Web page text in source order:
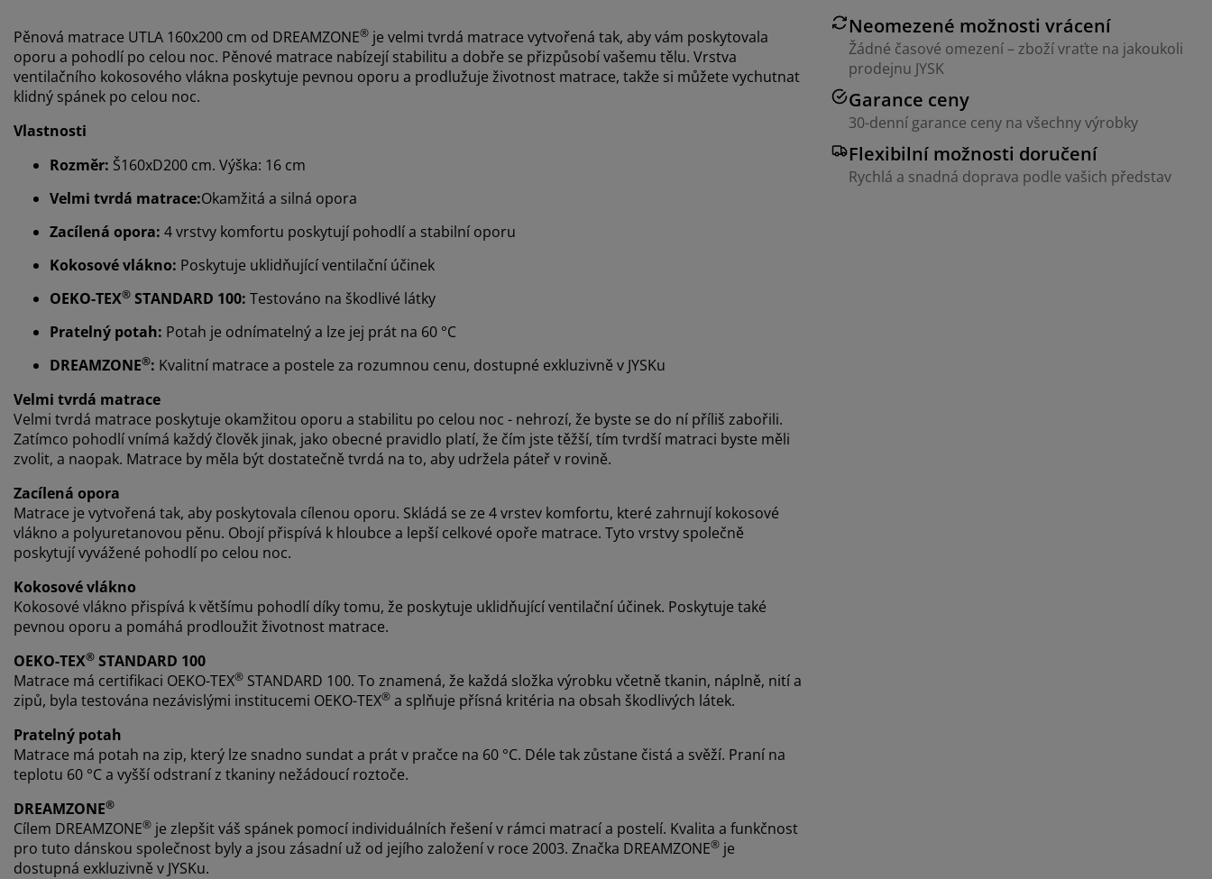
Neomezené možnosti vrácení
Žádné časové omezení – zboží vraťte na jakoukoli
prodejnu JYSK
Garance ceny
30-denní garance ceny na všechny výrobky
Flexibilní možnosti doručení
Rychlá a snadná doprava podle vašich představ
Pěnová matrace UTLA 160x200 cm od DREAMZONE® je velmi tvrdá matrace vytvořená tak, aby vám poskytovala
oporu a pohodlí po celou noc. Pěnové matrace nabízejí stabilitu a dobře se přizpůsobí vašemu tělu. Vrstva
ventilačního kokosového vlákna poskytuje pevnou oporu a prodlužuje životnost matrace, takže si můžete vychutnat
klidný spánek po celou noc.
Vlastnosti
Rozměr: Š160xD200 cm. Výška: 16 cm
Velmi tvrdá matrace:Okamžitá a silná opora
Zacílená opora: 4 vrstvy komfortu poskytují pohodlí a stabilní oporu
Kokosové vlákno: Poskytuje uklidňující ventilační účinek
OEKO-TEX® STANDARD 100: Testováno na škodlivé látky
Pratelný potah: Potah je odnímatelný a lze jej prát na 60 °C
DREAMZONE®: Kvalitní matrace a postele za rozumnou cenu, dostupné exkluzivně v JYSKu
Velmi tvrdá matrace
Velmi tvrdá matrace poskytuje okamžitou oporu a stabilitu po celou noc - nehrozí, že byste se do ní příliš zabořili.
Zatímco pohodlí vnímá každý člověk jinak, jako obecné pravidlo platí, že čím jste těžší, tím tvrdší matraci byste měli
zvolit, a naopak. Matrace by měla být dostatečně tvrdá na to, aby udržela páteř v rovině.
Zacílená opora
Matrace je vytvořená tak, aby poskytovala cílenou oporu. Skládá se ze 4 vrstev komfortu, které zahrnují kokosové
vlákno a polyuretanovou pěnu. Obojí přispívá k hloubce a lepší celkové opoře matrace. Tyto vrstvy společně
poskytují vyvážené pohodlí po celou noc.
Kokosové vlákno
Kokosové vlákno přispívá k většímu pohodlí díky tomu, že poskytuje uklidňující ventilační účinek. Poskytuje také
pevnou oporu a pomáhá prodloužit životnost matrace.
OEKO-TEX® STANDARD 100
Matrace má certifikaci OEKO-TEX® STANDARD 100. To znamená, že každá složka výrobku včetně tkanin, náplně, nití a
zipů, byla testována nezávislými institucemi OEKO-TEX® a splňuje přísná kritéria na obsah škodlivých látek.
Pratelný potah
Matrace má potah na zip, který lze snadno sundat a prát v pračce na 60 °C. Déle tak zůstane čistá a svěží. Praní na
teplotu 60 °C a vyšší odstraní z tkaniny nežádoucí roztoče.
DREAMZONE®
Cílem DREAMZONE® je zlepšit váš spánek pomocí individuálních řešení v rámci matrací a postelí. Kvalita a funkčnost
pro tuto dánskou společnost byly a jsou zásadní už od jejího založení v roce 2003. Značka DREAMZONE® je
dostupná exkluzivně v JYSKu.